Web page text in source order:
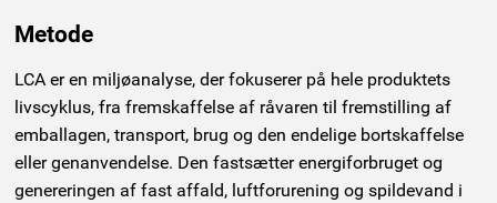
Metode
LCA er en miljøanalyse, der fokuserer på hele produktets
livscyklus, fra fremskaffelse af råvaren til fremstilling af
emballagen, transport, brug og den endelige bortskaffelse
eller genanvendelse. Den fastsætter energiforbruget og
genereringen af fast affald, luftforurening og spildevand i